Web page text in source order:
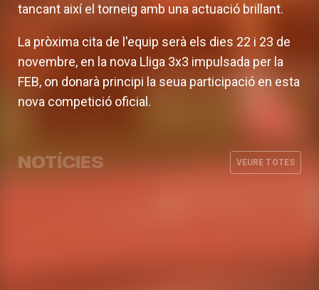
tancant així el torneig amb una actuació brillant.
La pròxima cita de l'equip serà els dies 22 i 23 de
novembre, en la nova Lliga 3x3 impulsada per la
FEB, on donarà principi la seua participació en esta
nova competició oficial.
NOTÍCIES VEURE TOTES
the Future Astana 2026
Valencia Basket 3x3 cau eliminat pel